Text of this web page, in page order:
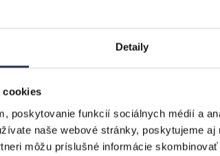
Detaily
cookies
poskytovanie funkcií sociálnych médií a
naše webové stránky, poskytujeme
môžu príslušné informácie